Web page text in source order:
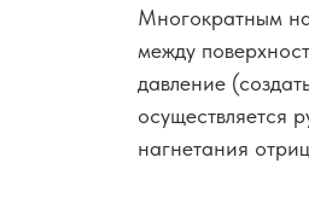
Многократным
между
давление
осуществляется
нагнетания